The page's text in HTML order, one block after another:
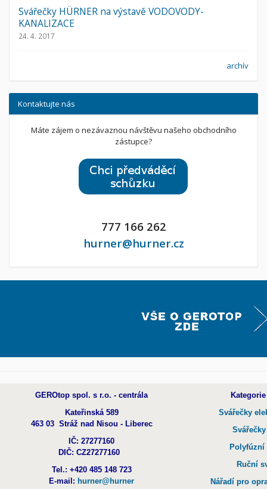
Svářečky HÜRNER na výstavě VODOVODY-
KANALIZACE
24. 4. 2017
archív
Kontaktujte nás
Máte zájem o nezávaznou návštěvu našeho obchodního
zástupce?
777 166 262
hurner@hurner.cz
GEROtop spol. s r.o. - centrála
Kateřinská 589
463 03 Stráž nad Nisou - Liberec
IČ: 27277160
DIČ: CZ27277160
Tel.: +420 485 148 723
E-mail: hurner@hurner
Svářečky
Polyfúzní
Ruční
Nářadí pro